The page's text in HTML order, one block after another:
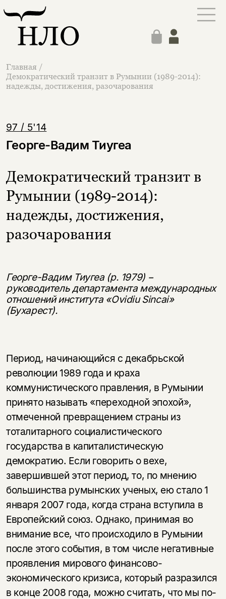
Главная /
Демократический транзит в Румынии (1989-2014):
надежды, достижения, разочарования
97 / 5'14
Георге-Вадим Тиугеа
Демократический транзит в
Румынии (1989-2014):
надежды, достижения,
разочарования
Георге-Вадим Тиугеа (р. 1979) −
руководитель департамента международных
отношений института «Ovidiu Sincai»
(Бухарест).
Период, начинающийся с декабрьской
революции 1989 года и краха
коммунистического правления, в Румынии
принято называть «переходной эпохой»,
отмеченной превращением страны из
тоталитарного социалистического
государства в капиталистическую
демократию. Если говорить о вехе,
завершившей этот период, то, по мнению
большинства румынских ученых, ею стало 1
января 2007 года, когда страна вступила в
Европейский союз. Однако, принимая во
внимание все, что происходило в Румынии
после этого события, в том числе негативные
проявления мирового финансово-
экономического кризиса, который разразился
в конце 2008 года, можно считать, что мы по-